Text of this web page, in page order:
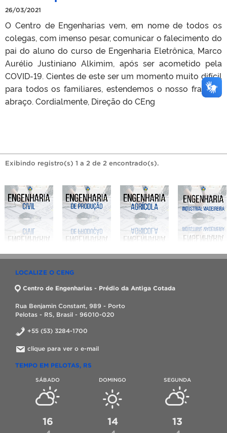
26/03/2021
O Centro de Engenharias vem, em nome de todos os
colegas, com imenso pesar, comunicar o falecimento do
pai do aluno do curso de Engenharia Eletrônica, Marco
Aurélio Justiniano Alkimim, após ser acometido pela
COVID-19. Cientes de este ser um momento muito difícil
para todos os familiares, estendemos o nosso fraterno
abraço. Cordialmente, Direção do CEng
Exibindo registro(s) 1 a 2 de 2 encontrado(s).
LOCALIZE O CENG
Centro de Engenharias - Prédio da Antiga Cotada
Rua Benjamin Constant, 989 - Porto
Pelotas - RS, Brasil - 96010-020
+55 (53) 3284-1700
clique para ver o e-mail
TEMPO EM PELOTAS, RS
SÁBADO
16
DOMINGO
14
SEGUNDA
13